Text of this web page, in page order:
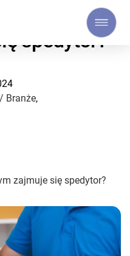
robi i
spedytor?
Branże,
zajmuje się spedytor?